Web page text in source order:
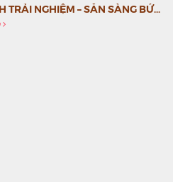
DU LỊCH TRẢI NGHIỆM – SẴN SÀNG BỨT PHÁ CÙNG MC VIỆT NAM